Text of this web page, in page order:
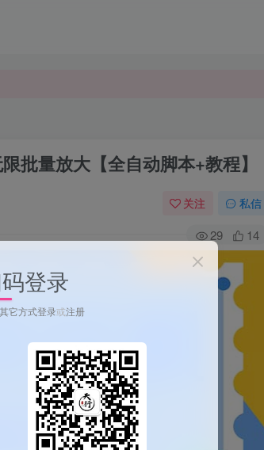
批量放大【全自动脚本+教程】
关注 私信
29 14
登录
其它方式登录或注册